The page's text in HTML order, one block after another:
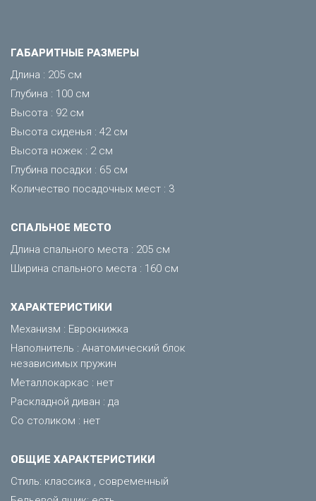
ГАБАРИТНЫЕ РАЗМЕРЫ
Длина : 205 см
Глубина : 100 см
Высота : 92 см
Высота сиденья : 42 см
Высота ножек : 2 см
Глубина посадки : 65 см
Количество посадочных мест : 3
CПАЛЬНОЕ МЕСТО
Длина спального места : 205 см
Ширина спального места : 160 см
ХАРАКТЕРИСТИКИ
Механизм : Еврокнижка
Наполнитель : Анатомический блок
независимых пружин
Металлокаркас : нет
Раскладной диван : да
Со столиком : нет
ОБЩИЕ ХАРАКТЕРИСТИКИ
Стиль: классика , современный